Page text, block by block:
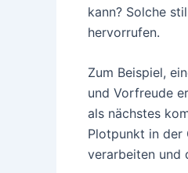
kann? Solche
hervorrufen.
Zum Beispiel,
und Vorfreude
als nächstes
Plotpunkt in der
verarbeiten und